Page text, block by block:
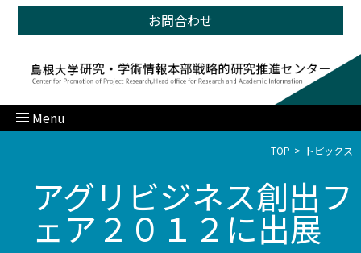
お問合わせ
Menu
TOP トピックス
アグリビジネス創出フ
ェア２０１２に出展